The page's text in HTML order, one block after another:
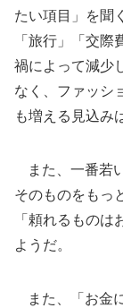
たい項目」を聞
「旅行」「交
禍によって減少
なく、ファッシ
も増える見込み
また、一番若
そのものをもっ
「頼れるもの
ようだ。
また、「お金